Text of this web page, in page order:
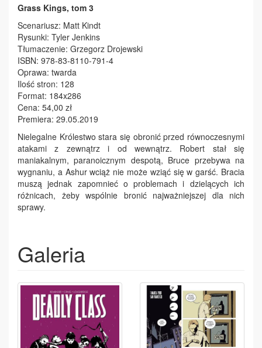
Grass Kings, tom 3
Scenariusz: Matt Kindt
Rysunki: Tyler Jenkins
Tłumaczenie: Grzegorz Drojewski
ISBN: 978-83-8110-791-4
Oprawa: twarda
Ilość stron: 128
Format: 184x286
Cena: 54,00 zł
Premiera: 29.05.2019
Nielegalne Królestwo stara się obronić przed równoczesnymi
atakami z zewnątrz i od wewnątrz. Robert stał się
maniakalnym, paranoicznym despotą, Bruce przebywa na
wygnaniu, a Ashur wciąż nie może wziąć się w garść. Bracia
muszą jednak zapomnieć o problemach i dzielących ich
różnicach, żeby wspólnie bronić najważniejszej dla nich
sprawy.
Galeria